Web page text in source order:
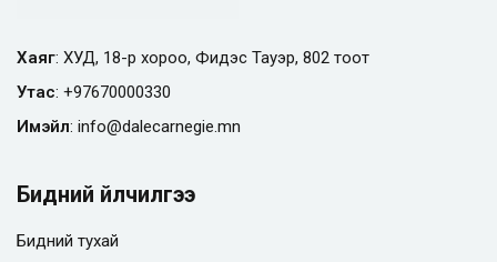
Хаяг: ХУД, 18-р хороо, Фидэс Тауэр, 802 тоот
Утас: +97670000330
Имэйл: info@dalecarnegie.mn
Бидний үйлчилгээ
Бидний тухай